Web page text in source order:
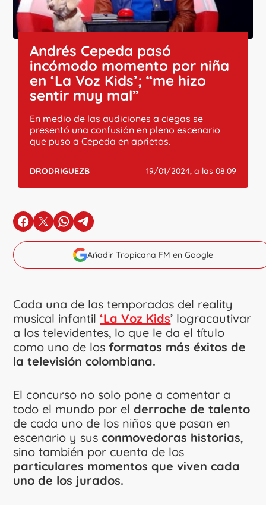
Andrés Cepeda pasó
incómodo momento por niña
en ‘La Voz Kids’; “me hizo
sentir muy mal”
En medio de las audiciones a ciegas se
presentó una confusión en pleno escenario
que puso a Cepeda en aprietos.
DRODRIGUEZB 19/01/2024, a las 08:09
en Facebook
en Xen Whatsapp
en Telegram
Añadir Tropicana FM en Google
Cada una de las temporadas del reality
musical infantil‘La Voz Kids’ logracautivar
a los televidentes, lo que le da el título
como uno de los formatos más éxitos de
la televisión colombiana.
El concurso no solo pone a comentar a
todo el mundo por elderroche de talento
de cada uno de los niños que pasan en
escenario y susconmovedoras historias,
sino también por cuenta de los
particulares momentos que viven cada
uno de los jurados.